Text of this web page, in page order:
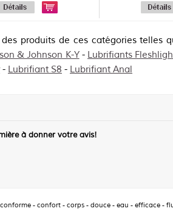
produits de ces catégories telles
& Johnson K-Y- Lubrifiants
- Lubrifiant S8 - Lubrifiant Anal
à donner votre avis!
conforme - confort - corps - douce - eau - efficace -